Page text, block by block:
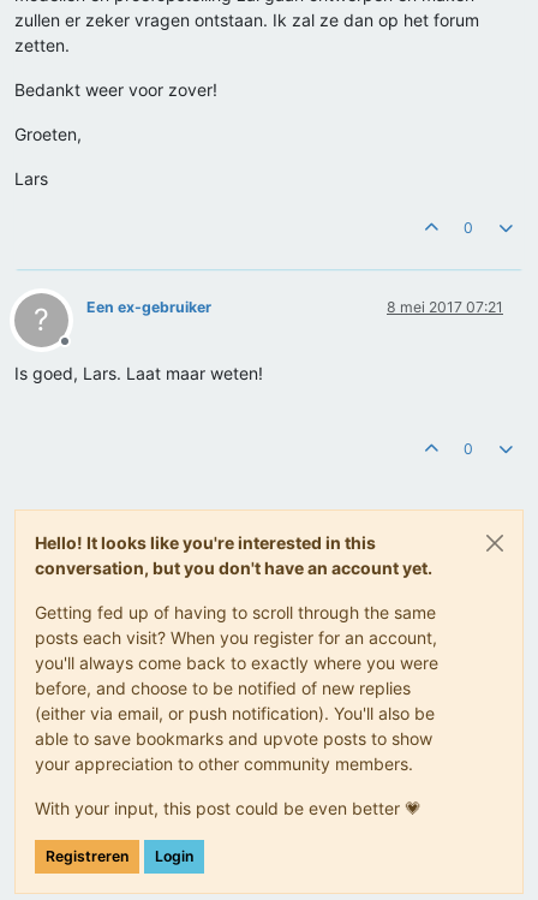
zullen er zeker vragen ontstaan. Ik zal ze dan op het forum
zetten.
Bedankt weer voor zover!
Groeten,
Lars
0
?
Offline
Een ex-gebruiker 8 mei 2017 07:21
Is goed, Lars. Laat maar weten!
0
Hello! It looks like you're interested in this
conversation, but you don't have an account yet.
Getting fed up of having to scroll through the same
posts each visit? When you register for an account,
you'll always come back to exactly where you were
before, and choose to be notified of new replies
(either via email, or push notification). You'll also be
able to save bookmarks and upvote posts to show
your appreciation to other community members.
With your input, this post could be even better 💗
Registreren Login